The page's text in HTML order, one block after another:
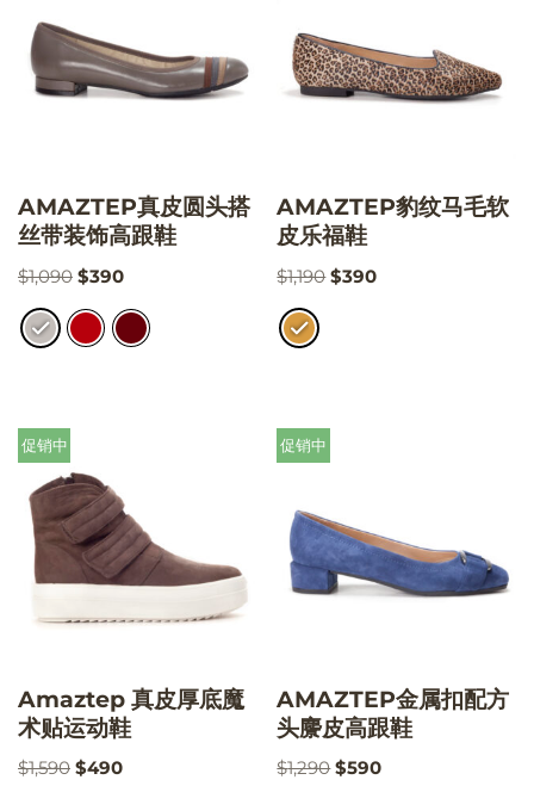
AMAZTEP真皮圆头搭
丝带装饰高跟鞋
$1,090 $390
AMAZTEP豹纹马毛软
皮乐福鞋
$1,190 $390
促销中
Amaztep 真皮厚底魔
术贴运动鞋
$1,590 $490
促销中
AMAZTEP金属扣配方
头麖皮高跟鞋
$1,290 $590